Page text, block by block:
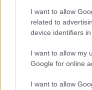
I want to allow
related to
device identifiers in
I want to allow my
Google for online
I want to allow
Βουλευτής προσπαθεί να